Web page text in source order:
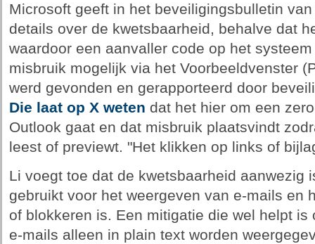
Microsoft geeft in het beveiligingsbulletin
details over de kwetsbaarheid, behalve dat
waardoor een aanvaller code op het
misbruik mogelijk via het Voorbeeldvenster
werd gevonden en gerapporteerd door
Die laat op X weten dat het hier om een
Outlook gaat en dat misbruik plaatsvindt
leest of previewt. "Het klikken op links of
Li voegt toe dat de kwetsbaarheid aanwezig
gebruikt voor het weergeven van e-mails en
of blokkeren is. Een mitigatie die wel helpt
e-mails alleen in plain text worden